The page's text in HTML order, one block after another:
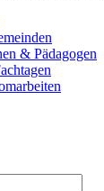
& Pädagogen